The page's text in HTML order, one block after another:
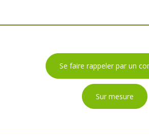
Se faire rappeler par un
Sur mesure